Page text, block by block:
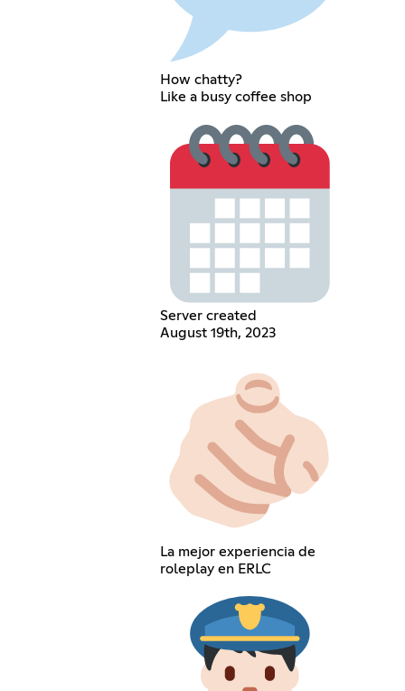
How chatty?
Like a busy coffee shop
Server created
August 19th, 2023
La mejor experiencia de
roleplay en ERLC